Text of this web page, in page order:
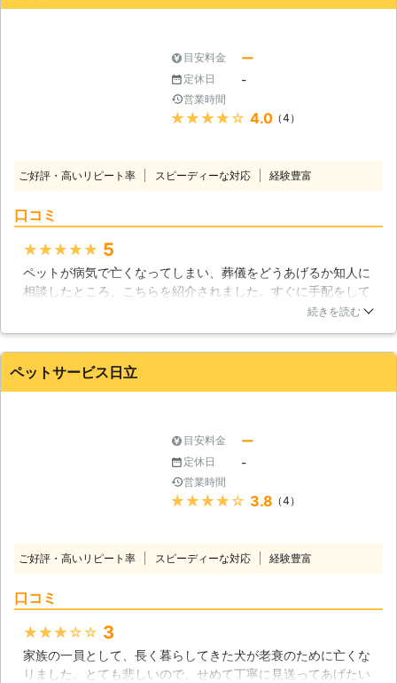
茨城県 日立市 2016年12月12日
目安料金 ー
定休日 -
営業時間
★★★★★ 4.0（4）
ご好評・高いリピート率 スピーディーな対応 経験豊富
口コミ
★★★★★ 5
ペットが病気で亡くなってしまい、葬儀をどうあげるか知人に
相談したところ、こちらを紹介されました。すぐに手配をして
くれ、葬儀をすることができました。担当者はとても丁寧でこ
に対して、他のお客様の色々な考えなども教えてくださり、感
謝しております。
続きを読む
ペットサービス日立
目安料金 ー
定休日 -
営業時間
★★★★★ 3.8 （4）
ご好評・高いリピート率 スピーディーな対応 経験豊富
口コミ
★★★★★ 3
家族の一員として、長く暮らしてきた犬が老衰のために亡くな
りました。とても悲しいので、せめて丁寧に見送ってあげたい